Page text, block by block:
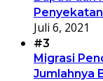
Penyekatan
Juli 6, 2021
#3
Migrasi
Jumlahnya